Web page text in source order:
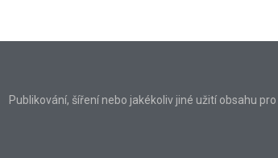
Publikování, šíření nebo jakékoliv jiné užití obsahu